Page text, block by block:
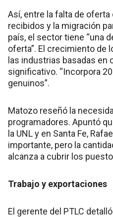
Así, entre la falta de
recibidos y la migración
país, el sector tiene “una
oferta”. El crecimiento de
las industrias basadas en
significativo. “Incorpora
genuinos”.
Matozo reseñó la
programadores. Apuntó
la UNL y en Santa Fe,
importante, pero la
alcanza a cubrir los
Trabajo y exportaciones
El gerente del PTLC